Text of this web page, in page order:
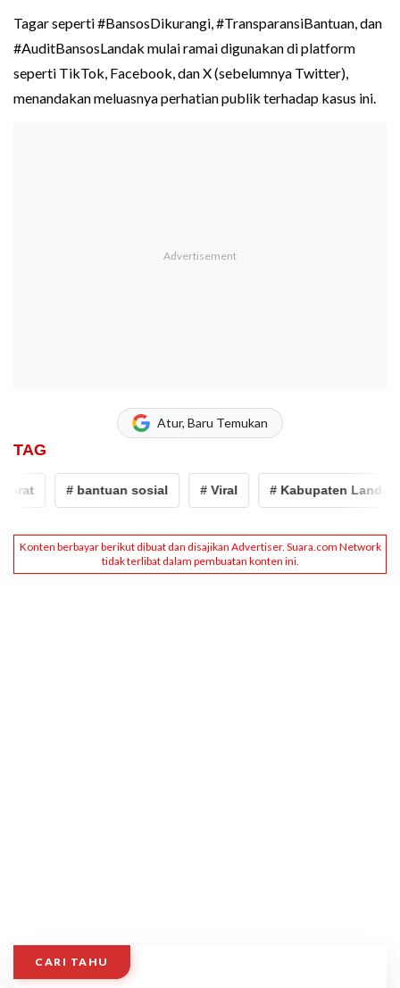
Tagar seperti #BansosDikurangi, #TransparansiBantuan, dan
#AuditBansosLandak mulai ramai digunakan di platform
seperti TikTok, Facebook, dan X (sebelumnya Twitter),
menandakan meluasnya perhatian publik terhadap kasus ini.
Atur, Baru Temukan
TAG
# bantuan sosial # Viral # Kabupaten Landak
CARI TAHU